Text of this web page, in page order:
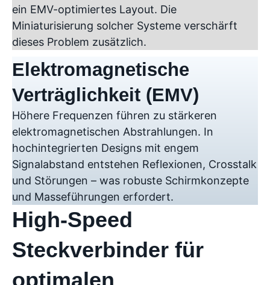
ein EMV-optimiertes Layout. Die
Miniaturisierung solcher Systeme verschärft
dieses Problem zusätzlich.
Elektromagnetische
Verträglichkeit (EMV)
Höhere Frequenzen führen zu stärkeren
elektromagnetischen Abstrahlungen. In
hochintegrierten Designs mit engem
Signalabstand entstehen Reflexionen, Crosstalk
und Störungen – was robuste Schirmkonzepte
und Masseführungen erfordert.
High-Speed
Steckverbinder für
optimalen